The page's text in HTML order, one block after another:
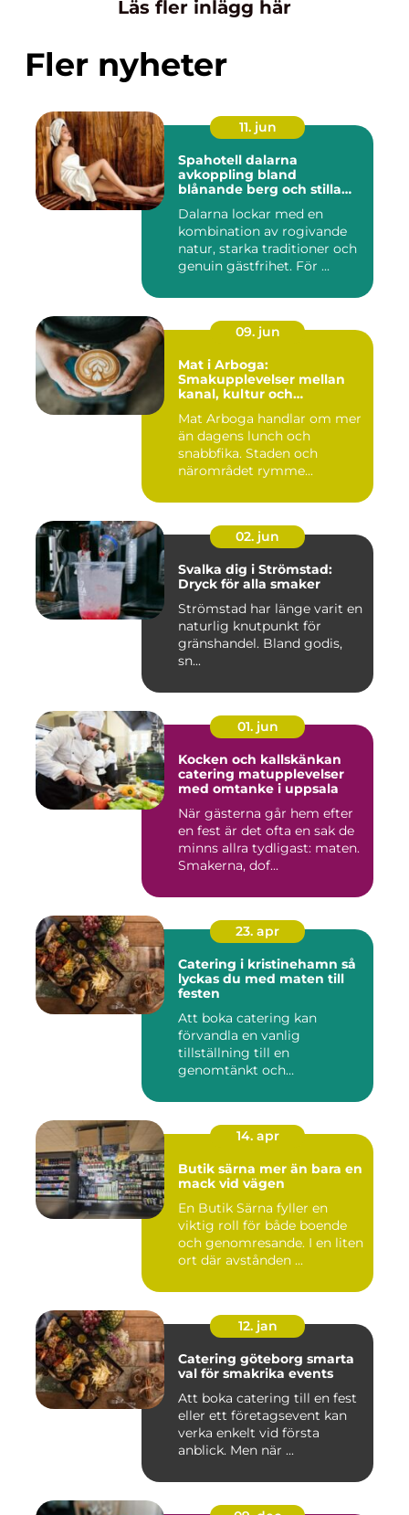
Läs fler inlägg här
Fler nyheter
11. jun
Spahotell dalarna
avkoppling bland
blånande berg och stilla
Dalarna lockar med en
kombination av rogivande
natur, starka traditioner och
genuin gästfrihet. För ...
09. jun
Mat i Arboga:
Smakupplevelser mellan
kanal, kultur och
Mat Arboga handlar om mer
än dagens lunch och
snabbfika. Staden och
närområdet rymme...
02. jun
Svalka dig i Strömstad:
Dryck för alla smaker
Strömstad har länge varit en
naturlig knutpunkt för
gränshandel. Bland godis,
sn...
01. jun
Kocken och kallskänkan
catering matupplevelser
med omtanke i uppsala
När gästerna går hem efter
en fest är det ofta en sak de
minns allra tydligast: maten.
Smakerna, dof...
23. apr
Catering i kristinehamn så
lyckas du med maten till
festen
Att boka catering kan
förvandla en vanlig
tillställning till en
genomtänkt och
14. apr
Butik särna mer än bara en
mack vid vägen
En Butik Särna fyller en
viktig roll för både boende
och genomresande. I en liten
ort där avstånden ...
12. jan
Catering göteborg smarta
val för smakrika events
Att boka catering till en fest
eller ett företagsevent kan
verka enkelt vid första
anblick. Men när ...